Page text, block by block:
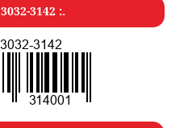
3032-3142:.